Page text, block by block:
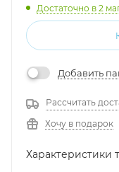
Достаточно в 2
Добавить
Рассчитать
Хочу в подарок
Характеристики